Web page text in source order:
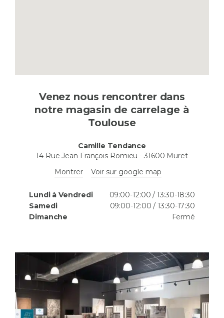
Venez nous rencontrer dans
notre magasin de carrelage à
Toulouse
Camille Tendance
14 Rue Jean François Romieu -31600 Muret
Montrer
Voir sur google map
Lundi à Vendredi
09:00-12:00 / 13:30-18:30
Samedi
09:00-12:00 / 13:30-17:30
Dimanche
Fermé